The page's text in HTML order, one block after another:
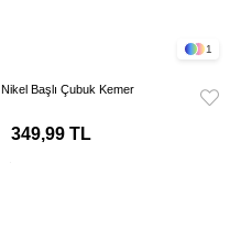
1
Nikel Başlı Çubuk Kemer
349,99 TL